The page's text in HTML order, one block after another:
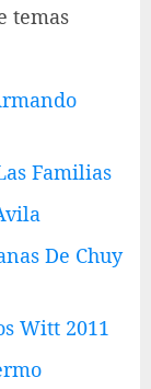
temas
Familias
De Chuy
Witt 2011